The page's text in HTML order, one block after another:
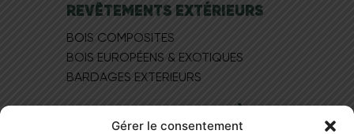
Gérer le consentement
REVÊTEMENTS EXTÉRIEURS
BOIS COMPOSITES
BOIS EUROPÉEN​S & EXOTIQUES
BARDAGES EXTERIEURS
MAGASIN DE PARQUET À LYON